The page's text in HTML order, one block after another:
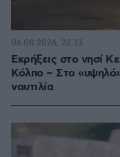
Εκρήξεις στο νησί
Κόλπο – Στο «υψηλό»
ναυτιλία
06.08.2026, 22:33